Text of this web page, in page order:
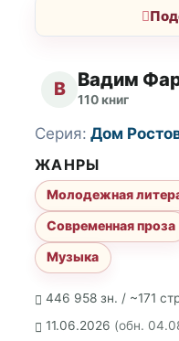
В Вадим
110 книг
446 958 зн. / ~171
11.06.2026 (обн.
Серия: Дом
ЖАНРЫ
Молодежная
Современная проза
Музыка